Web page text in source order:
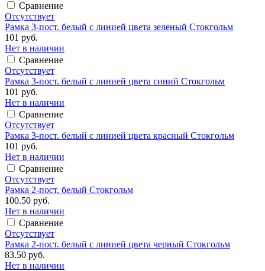
Сравнение
Отсутствует
Рамка 3-пост. белый с линией цвета зеленый Стокгольм
101 руб.
Нет в наличии
Сравнение
Отсутствует
Рамка 3-пост. белый с линией цвета синий Стокгольм
101 руб.
Нет в наличии
Сравнение
Отсутствует
Рамка 3-пост. белый с линией цвета красный Стокгольм
101 руб.
Нет в наличии
Сравнение
Отсутствует
Рамка 2-пост. белый Стокгольм
100.50 руб.
Нет в наличии
Сравнение
Отсутствует
Рамка 2-пост. белый с линией цвета черный Стокгольм
83.50 руб.
Нет в наличии